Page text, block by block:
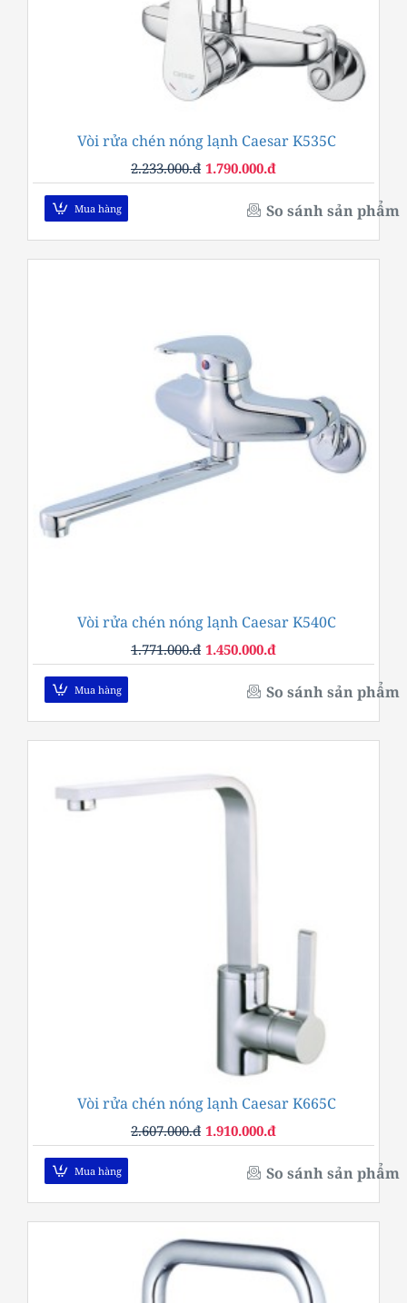
-20%
Vòi rửa chén nóng lạnh Caesar K535C
1.790.000.đ
2.233.000.đ
Mua hàng So sánh sản phẩm
-18%
Vòi rửa chén nóng lạnh Caesar K540C
1.450.000.đ
1.771.000.đ
Mua hàng So sánh sản phẩm
-27%
Vòi rửa chén nóng lạnh Caesar K665C
1.910.000.đ
2.607.000.đ
Mua hàng So sánh sản phẩm